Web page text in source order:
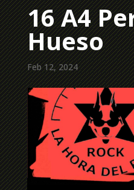
16 A4
Hueso
Feb 12, 2024